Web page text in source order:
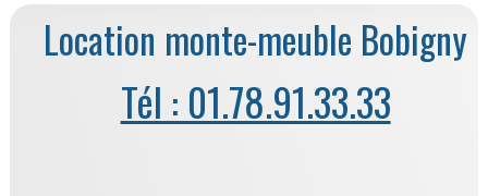
Location monte-meuble Bobigny
Tél : 01.78.91.33.33